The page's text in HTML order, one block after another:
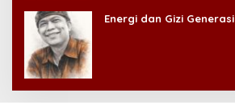
Energi dan Gizi Generasi